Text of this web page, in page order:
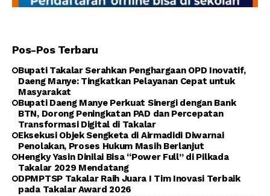
Pos-Pos Terbaru
Bupati Takalar Serahkan Penghargaan OPD Inovatif,
Daeng Manye: Tingkatkan Pelayanan Cepat untuk
Masyarakat
Bupati Daeng Manye Perkuat Sinergi dengan Bank
BTN, Dorong Peningkatan PAD dan Percepatan
Transformasi Digital di Takalar
Eksekusi Objek Sengketa di Airmadidi Diwarnai
Penolakan, Proses Hukum Masih Berlanjut
Hengky Yasin Dinilai Bisa “Power Full” di Pilkada
Takalar 2029 Mendatang
DPMPTSP Takalar Raih Juara I Tim Inovasi Terbaik
pada Takalar Award 2026